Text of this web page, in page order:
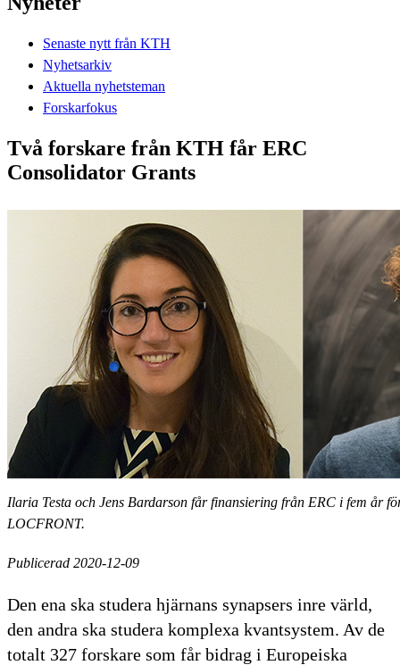
Senaste nytt från KTH
Nyhetsarkiv
Aktuella nyhetsteman
Forskarfokus
Två forskare från KTH får ERC
Consolidator Grants
Ilaria Testa och Jens Bardarson får finansiering från ERC i fem år
LOCFRONT.
Publicerad 2020-12-09
Den ena ska studera hjärnans synapsers inre värld,
den andra ska studera komplexa kvantsystem. Av de
totalt 327 forskare som får bidrag i Europeiska